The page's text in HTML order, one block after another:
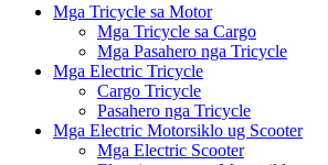
Mga Tricycle sa Motor
Mga Tricycle sa Cargo
Mga Pasahero nga Tricycle
Mga Electric Tricycle
Cargo Tricycle
Pasahero nga Tricycle
Mga Electric Motorsiklo ug Scooter
Mga Electric Scooter